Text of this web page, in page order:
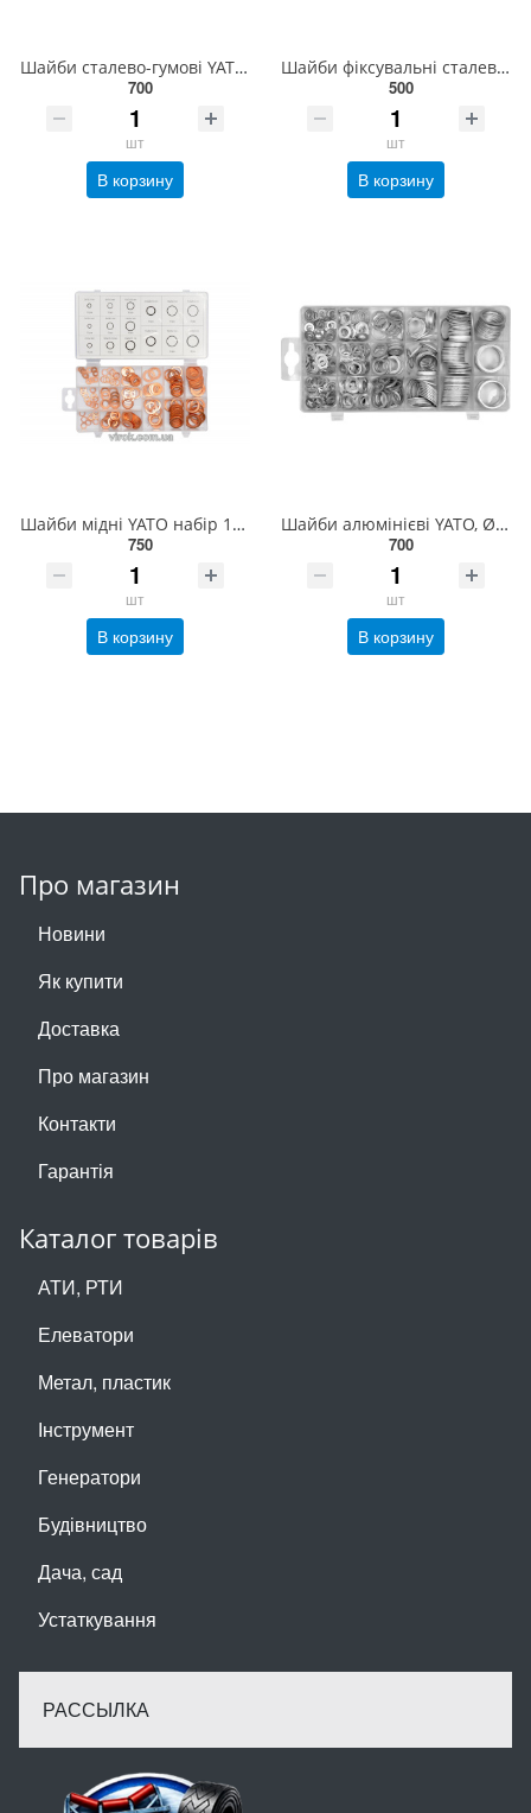
Шайби сталево-гумові YATO: Ø= 6- 24 мм, 150 шт [24] YT-068582
700
шт
В корзину
Шайби фіксувальні сталеві YATO: М3- М12, 260 шт [24] YT-06860
500
шт
В корзину
Шайби мідні YATO набір 150 шт [5/20] YT-06871
750
шт
В корзину
Шайби алюмінієві YATO, Ø= 6/10 - 24/29 мм, наб. 450 шт [24] YT-068652
700
шт
В корзину
Про магазин
Новини
Як купити
Доставка
Про магазин
Контакти
Гарантія
Каталог товарів
АТИ, РТИ
Елеватори
Метал, пластик
Інструмент
Генератори
Будівництво
Дача, сад
Устаткування
РАССЫЛКА